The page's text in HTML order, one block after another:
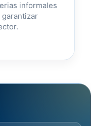
informales
garantizar